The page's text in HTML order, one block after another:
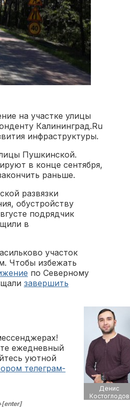
на участке улицы
Калининград.Ru
инфраструктуры.
Пушкинской.
в конце сентября,
раньше.
развязки
обустройству
подрядчик
в
участок
Чтобы избежать
по Северному
завершить
Денис
Костоглодов
ежедневный
уютной
телеграм-